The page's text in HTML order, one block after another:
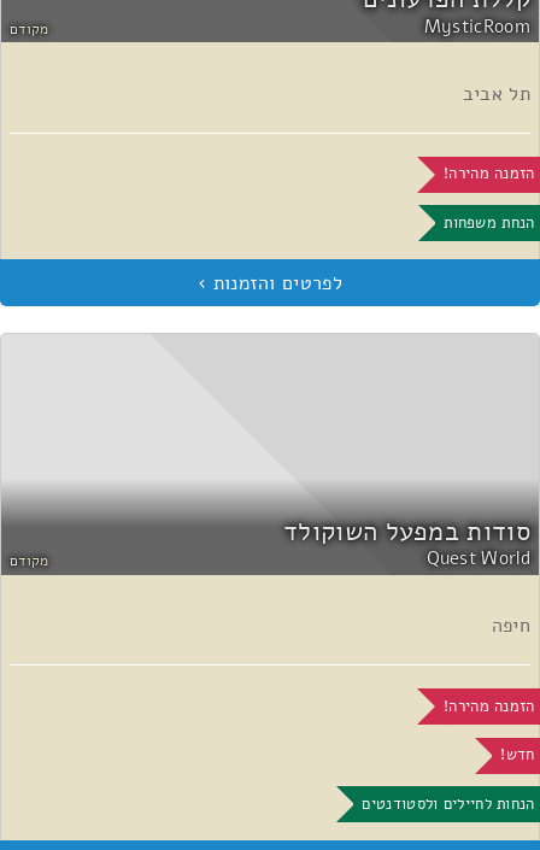
MysticRoom מקודם
תל אביב
הזמנה מהירה!
הנחת משפחות
סודות במפעל השוקולד
Quest World מקודם
חיפה
הזמנה מהירה!
חדש!
הנחות לחיילים ולסטודנטים